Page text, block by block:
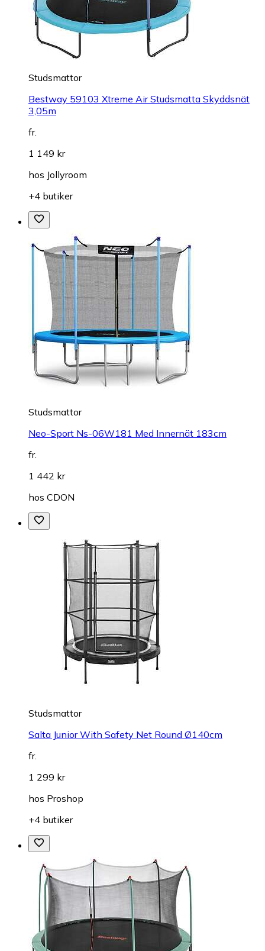
Studsmattor
Bestway 59103 Xtreme Air Studsmatta Skyddsnät
3,05m
fr.
1 149 kr
hos Jollyroom
+4 butiker
Studsmattor
Neo-Sport Ns-06W181 Med Innernät 183cm
fr.
1 442 kr
hos CDON
Studsmattor
Salta Junior With Safety Net Round Ø140cm
fr.
1 299 kr
hos Proshop
+4 butiker